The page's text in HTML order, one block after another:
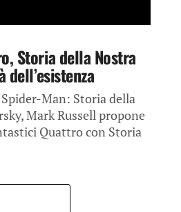
Storia della Nostra
dell’esistenza
Man: Storia della
Mark Russell propone
Quattro con Storia